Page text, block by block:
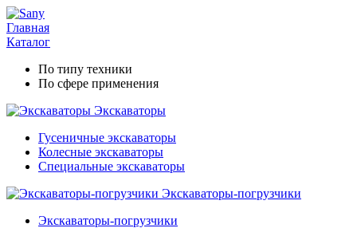
Главная
Каталог
По типу техники
По сфере применения
Экскаваторы
Гусеничные экскаваторы
Колесные экскаваторы
Специальные экскаваторы
Экскаваторы-погрузчики
Экскаваторы-погрузчики